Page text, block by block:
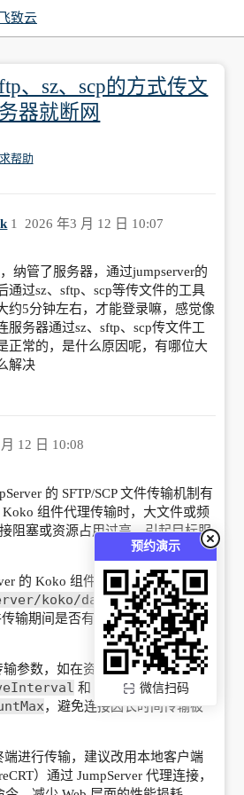
预约演示
微信扫码
致云
、sz、scp的方式传文
器就断网
帮助
2026 年3 月 12 日 10:07
1
纳管了服务器，通过jumpserver的
通过sz、sftp、scp等传文件的工具
约5分钟左右，才能登录嘛，感觉像
服务器通过sz、sftp、scp传文件工
正常的，是什么原因呢，有哪位大
解决
12 日 10:08
的 SFTP/SCP 文件传输机制有
组件代理传输时，大文件或频
阻塞或资源占用过高，引起目标服
的 Koko 组件日志
koko/data/logs/koko.l
输期间是否有超时、异常断开或高
输参数，如在资产连接高级选项中
和
，避免连接因长时间传输被
端进行传输，建议改用本地客户端
）通过 JumpServer 代理连接，